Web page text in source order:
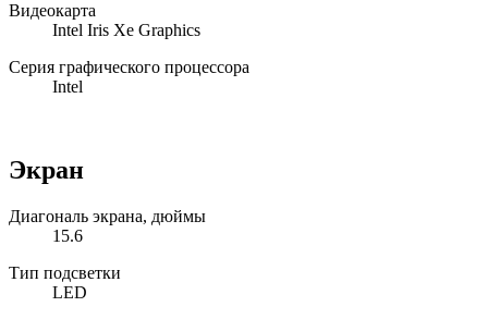
Видеокарта
Intel Iris Xe Graphics
Серия графического процессора
Intel
Экран
Диагональ экрана, дюймы
15.6
Тип подсветки
LED